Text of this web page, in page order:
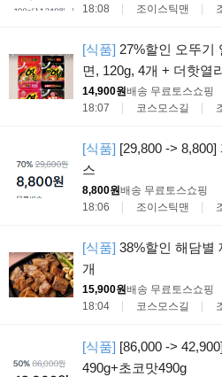
18:08
조이스틱맨
[식품] 27%할인 오뚜기
면, 120g, 4개 + 더핫열
14,900원배송 무료토스쇼핑
18:07
코스모스길
[식품] [29,800 ->
스
8,800원배송 무료토스쇼핑
18:06
조이스틱맨
[식품] 38%할인 해담별
개
15,900원배송 무료토스쇼핑
18:04
코스모스길
[식품] [86,000 ->
490g+초코맛490g